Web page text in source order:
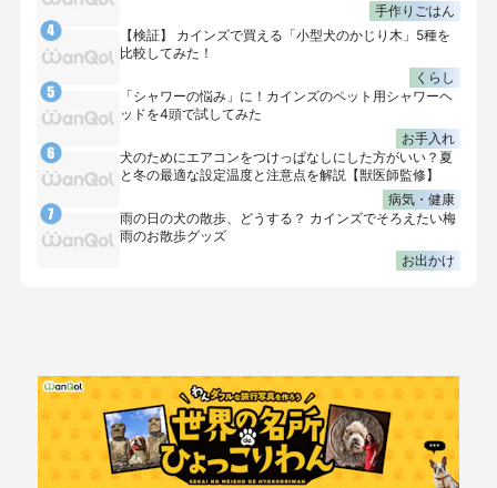
手作りごはん
【検証】 カインズで買える「小型犬のかじり木」5種を
比較してみた！
くらし
「シャワーの悩み」に！カインズのペット用シャワーヘ
ッドを4頭で試してみた
お手入れ
犬のためにエアコンをつけっぱなしにした方がいい？夏
と冬の最適な設定温度と注意点を解説【獣医師監修】
病気・健康
雨の日の犬の散歩、どうする？ カインズでそろえたい梅
雨のお散歩グッズ
お出かけ